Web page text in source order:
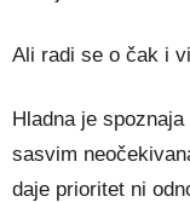
Ali radi se o čak i
Hladna je
sasvim
daje prioritet ni